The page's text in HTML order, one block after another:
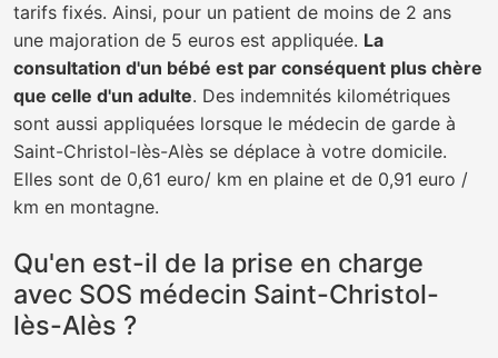
tarifs fixés. Ainsi, pour un patient de moins de 2 ans
une majoration de 5 euros est appliquée. La
consultation d'un bébé est par conséquent plus chère
que celle d'un adulte. Des indemnités kilométriques
sont aussi appliquées lorsque le médecin de garde à
Saint-Christol-lès-Alès se déplace à votre domicile.
Elles sont de 0,61 euro/ km en plaine et de 0,91 euro /
km en montagne.
Qu'en est-il de la prise en charge
avec SOS médecin Saint-Christol-
lès-Alès ?